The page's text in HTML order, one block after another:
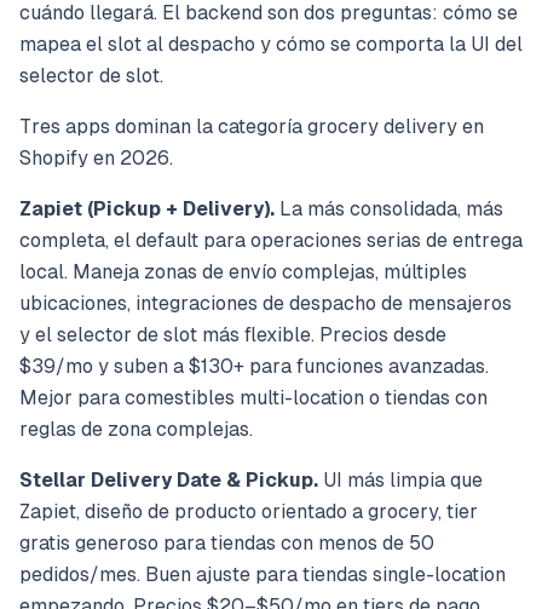
cuándo llegará. El backend son dos preguntas: cómo se
mapea el slot al despacho y cómo se comporta la UI del
selector de slot.
Tres apps dominan la categoría grocery delivery en
Shopify en 2026.
Zapiet (Pickup + Delivery). La más consolidada, más
completa, el default para operaciones serias de entrega
local. Maneja zonas de envío complejas, múltiples
ubicaciones, integraciones de despacho de mensajeros
y el selector de slot más flexible. Precios desde
$39/mo y suben a $130+ para funciones avanzadas.
Mejor para comestibles multi-location o tiendas con
reglas de zona complejas.
Stellar Delivery Date & Pickup. UI más limpia que
Zapiet, diseño de producto orientado a grocery, tier
gratis generoso para tiendas con menos de 50
pedidos/mes. Buen ajuste para tiendas single-location